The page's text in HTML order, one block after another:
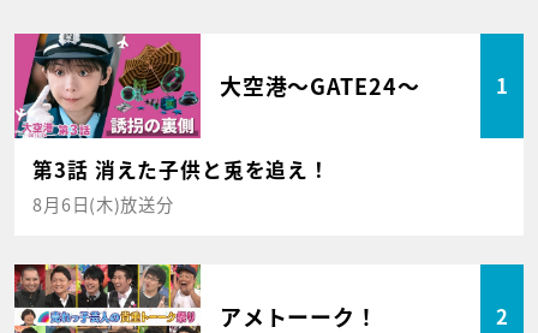
大空港～GATE24～ 1
第3話 消えた子供と兎を追え！
8月6日(木)放送分
アメトーーク！ 2